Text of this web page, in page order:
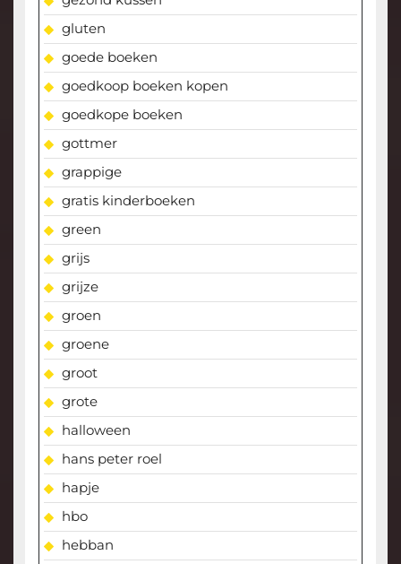
gluten
goede boeken
goedkoop boeken kopen
goedkope boeken
gottmer
grappige
gratis kinderboeken
green
grijs
grijze
groen
groene
groot
grote
halloween
hans peter roel
hapje
hbo
hebban